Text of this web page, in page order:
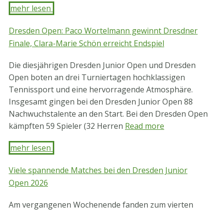
mehr lesen ​
Dresden Open: Paco Wortelmann gewinnt Dresdner
Finale, Clara-Marie Schön erreicht Endspiel
Die diesjährigen Dresden Junior Open und Dresden
Open boten an drei Turniertagen hochklassigen
Tennissport und eine hervorragende Atmosphäre.
Insgesamt gingen bei den Dresden Junior Open 88
Nachwuchstalente an den Start. Bei den Dresden Open
kämpften 59 Spieler (32 Herren Read more
mehr lesen ​
Viele spannende Matches bei den Dresden Junior
Open 2026
Am vergangenen Wochenende fanden zum vierten